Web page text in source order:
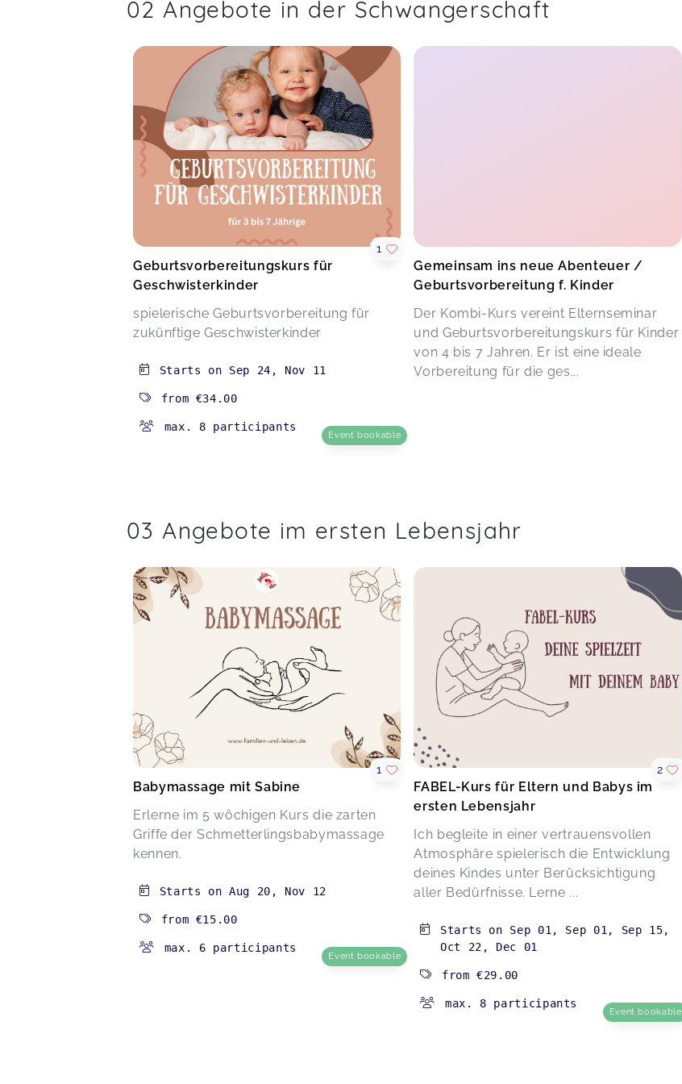
02 Angebote in der Schwangerschaft
Geburtsvorbereitungskurs für
Geschwisterkinder
spielerische Geburtsvorbereitung für
zukünftige Geschwisterkinder
1
Starts on Sep 24 , Nov 11
from €34.00
max. 8 participants
Event bookable
Gemeinsam ins neue Abenteuer /
Geburtsvorbereitung f. Kinder
Der Kombi-Kurs vereint Elternseminar
und Geburtsvorbereitungskurs für Kinder
von 4 bis 7 Jahren. Er ist eine ideale
Vorbereitung für die ges...
03 Angebote im ersten Lebensjahr
Babymassage mit Sabine
Erlerne im 5 wöchigen Kurs die zarten
Griffe der Schmetterlingsbabymassage
kennen.
1
Starts onAug 20 , Nov 12
from €15.00
max. 6 participants
Event bookable
FABEL-Kurs für Eltern und Babys im
ersten Lebensjahr
Ich begleite in einer vertrauensvollen
Atmosphäre spielerisch die Entwicklung
deines Kindes unter Berücksichtigung
aller Bedürfnisse. Lerne ...
2
Starts on Sep 01, Sep 01, Sep 15,
Oct 22 , Dec 01
from€29.00
max. 8 participants
Event bookable